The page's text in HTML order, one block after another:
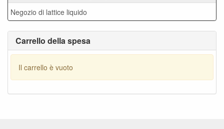
Negozio di lattice liquido
Carrello della spesa
Il carrello è vuoto